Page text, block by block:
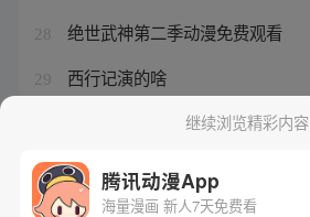
28 绝世武神第二季动漫免费观看
29 西行记演的啥
西行纪 暗影帝释天继续浏览精彩内容
腾讯动漫App
海量漫画 新人7天免费看